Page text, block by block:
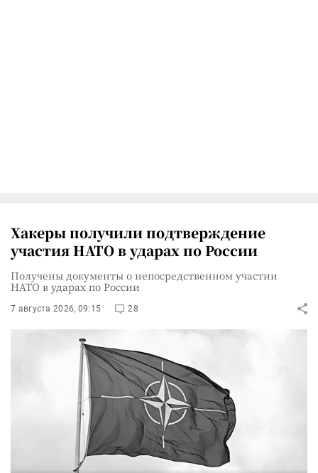
Хакеры получили подтверждение
участия НАТО в ударах по России
Получены документы о непосредственном участии
НАТО в ударах по России
7 августа 2026, 09:15 28